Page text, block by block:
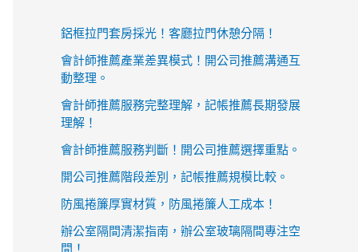
鋁框拉門套房採光！客廳拉門休憩分隔！
會計師推薦產業差異模式！開公司推薦溝通互
動整理。
會計師推薦服務完整理解，記帳推薦長期發展
理解！
會計師推薦服務判斷！開公司推薦選擇重點。
開公司推薦階段差別，記帳推薦規模比較。
防風捲簾厚實材質，防風捲簾人工成本！
辦公室隔間清潔指南，辦公室玻璃隔間專注空
間！